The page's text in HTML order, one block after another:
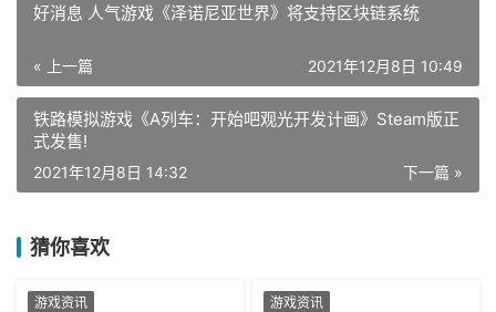
好消息 人气游戏《泽诺尼亚世界》将支持区块链系统
« 上一篇 2021年12月8日 10:49
铁路模拟游戏《A列车：开始吧观光开发计画》Steam版正
式发售!
下一篇 »
2021年12月8日 14:32
猜你喜欢
游戏资讯 游戏资讯